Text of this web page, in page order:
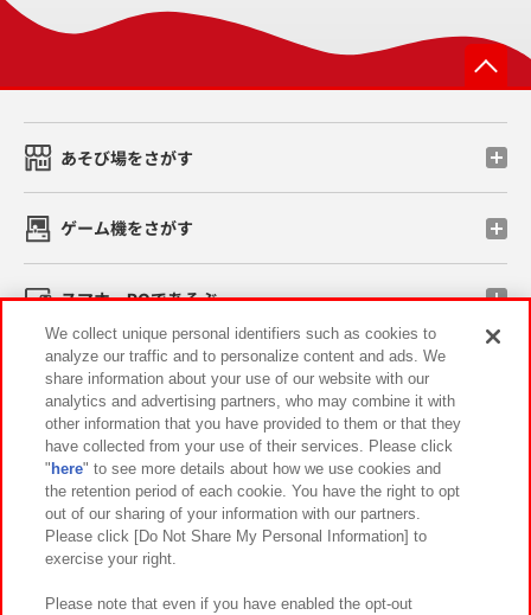
あそび場をさがす
ゲーム機をさがす
スマホ・PCであそぶ
イベント・キャンペーン
関連会社 サステナビリティ サイトポリシー
プライバシーポリシー ウェブアクセシビリティ方針と検証結果
お取引先さまとともに
カスタマーハラスメント対応方針 よくあるご質問・お問い合わせ
We collect unique personal identifiers such as cookies to
analyze our traffic and to personalize content and ads. We
share information about your use of our website with our
analytics and advertising partners, who may combine it with
other information that you have provided to them or that they
have collected from your use of their services. Please click
" here" to see more details about how we use cookies and
the retention period of each cookie. You have the right to opt
out of our sharing of your information with our partners.
Please click [Do Not Share My Personal Information] to
exercise your right.
Please note that even if you have enabled the opt-out